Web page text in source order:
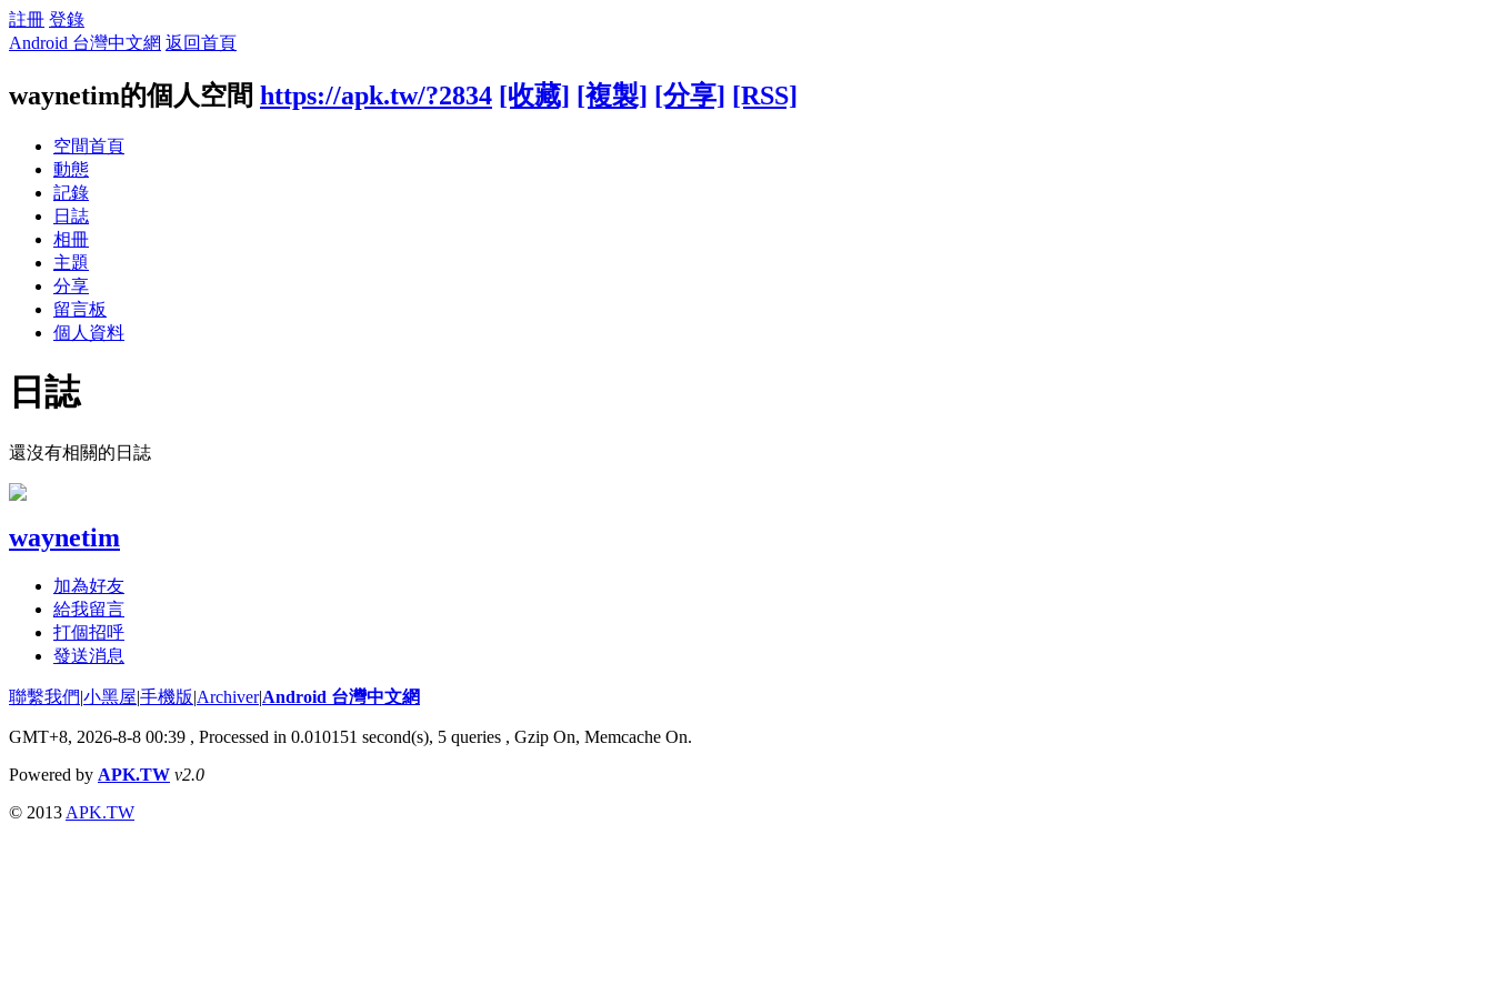
註冊 登錄
Android 台灣中文網 返回首頁
waynetim的個人空間 https://apk.tw/?2834 [收藏] [複製] [分享] [RSS]
空間首頁
動態
記錄
日誌
相冊
主題
分享
留言板
個人資料
日誌
還沒有相關的日誌
waynetim
加為好友
給我留言
打個招呼
發送消息
聯繫我們|小黑屋|手機版|Archiver|Android 台灣中文網
GMT+8, 2026-8-8 00:39 , Processed in 0.010151 second(s), 5 queries , Gzip On, Memcache On.
Powered by APK.TW v2.0
© 2013 APK.TW